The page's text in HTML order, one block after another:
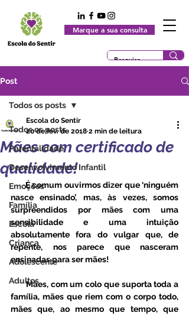
Marque a sua consulta
Post
Todos os posts
Parentalidade
Desenvolvimento Infantil
Emoções
Família
Escola
Criança
Adolescente
Adultos
Todos os posts
Mães com certificado de
qualidade!
Escola do Sentir
20 de fev. de 2018 2 min de leitura
       É comum ouvirmos dizer que ‘ninguém
nasce ensinado’, mas, às vezes, somos
surpreendidos por mães com uma
sensibilidade e uma intuição
absolutamente fora do vulgar que, de
repente, nos parece que nasceram
ensinadas para ser mães!
       Mães, com um colo que suporta toda a
família, mães que riem com o corpo todo,
mães que, ao mesmo que tempo, que